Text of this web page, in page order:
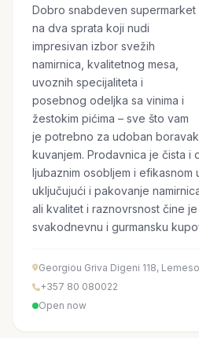
Dobro snabdeven supermarket
na dva sprata koji nudi
impresivan izbor svežih
namirnica, kvalitetnog mesa,
uvoznih specijaliteta i
posebnog odeljka sa vinima i
žestokim pićima – sve što vam
je potrebno za udoban
kuvanjem. Prodavnica je čista i
ljubaznim osobljem i efikasnom
uključujući i pakovanje
ali kvalitet i raznovrsnost čine
svakodnevnu i gurmansku
Georgiou Griva Digeni 118,
+357 80 080022
Open now